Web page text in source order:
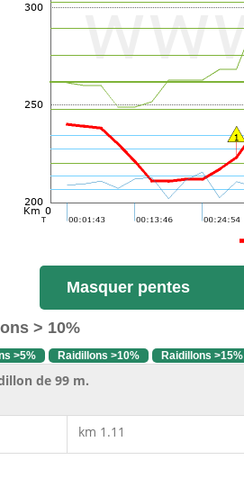
Masquer pentes
> 10%
>5% Raidillons >10% Raidillons >15%
de 99 m.
km 1.11